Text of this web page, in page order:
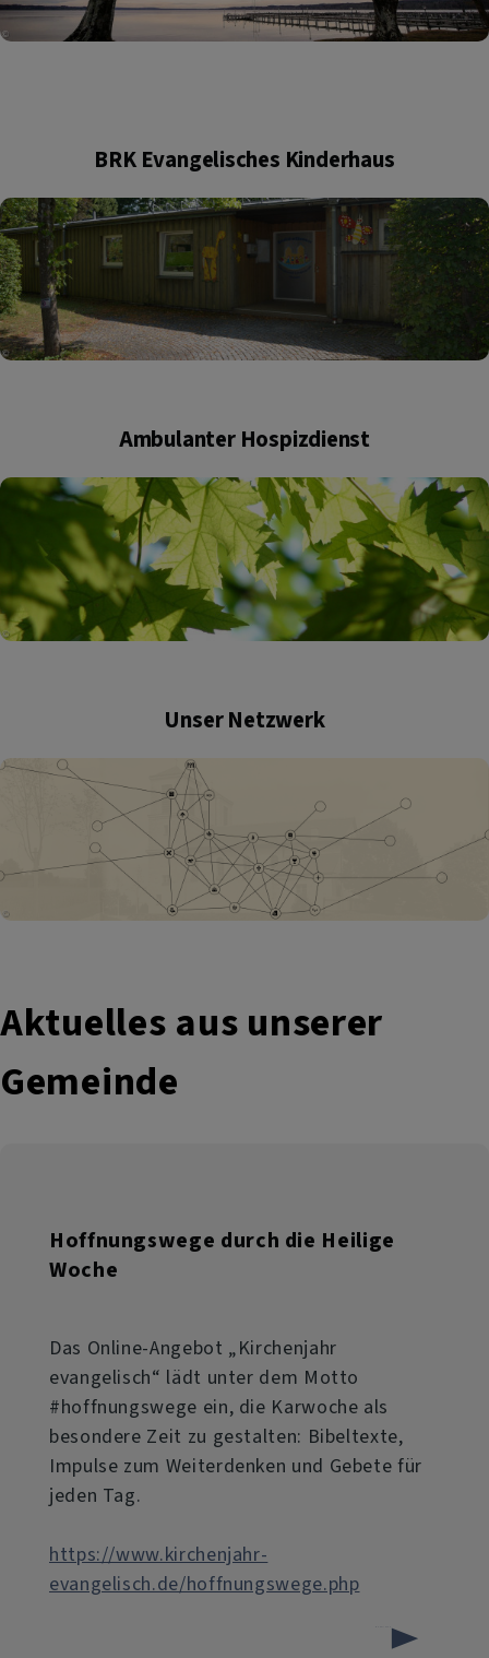
BRK Evangelisches Kinderhaus
Ambulanter Hospizdienst
Unser Netzwerk
Aktuelles aus unserer
Gemeinde
Hoffnungswege durch die Heilige
Woche
Das Online-Angebot „Kirchenjahr
evangelisch“ lädt unter dem Motto
#hoffnungswege ein, die Karwoche als
besondere Zeit zu gestalten: Bibeltexte,
Impulse zum Weiterdenken und Gebete für
jeden Tag.
https://www.kirchenjahr-
evangelisch.de/hoffnungswege.php